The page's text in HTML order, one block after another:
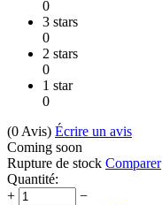
0
3 stars
0
2 stars
0
1 star
0
(0 Avis) Écrire un avis
Coming soon
Rupture de stock Comparer
Quantité:
+
−